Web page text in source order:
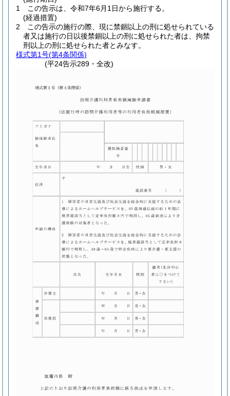
1
この告示は、令和7年6月1日から施行する。
(経過措置)
2
この告示の施行の際、現に禁錮以上の刑に処せられている
者又は施行の日以後禁錮以上の刑に処せられた者は、拘禁
刑以上の刑に処せられた者とみなす。
様式第1号(第4条関係)
(平24告示289・全改)